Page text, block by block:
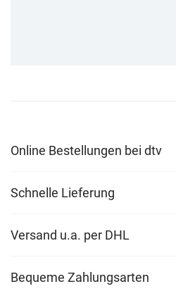
Online Bestellungen bei dtv
Schnelle Lieferung
Versand u.a. per DHL
Bequeme Zahlungsarten